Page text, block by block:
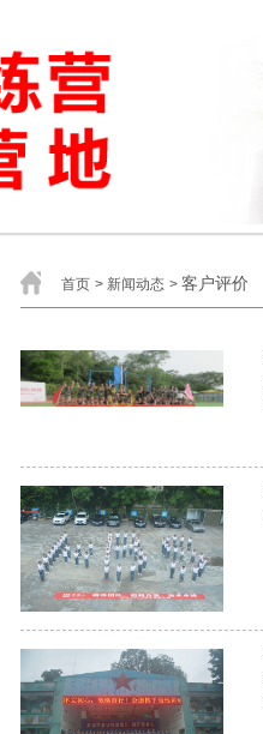
首页 > 新闻动态 > 客户评价